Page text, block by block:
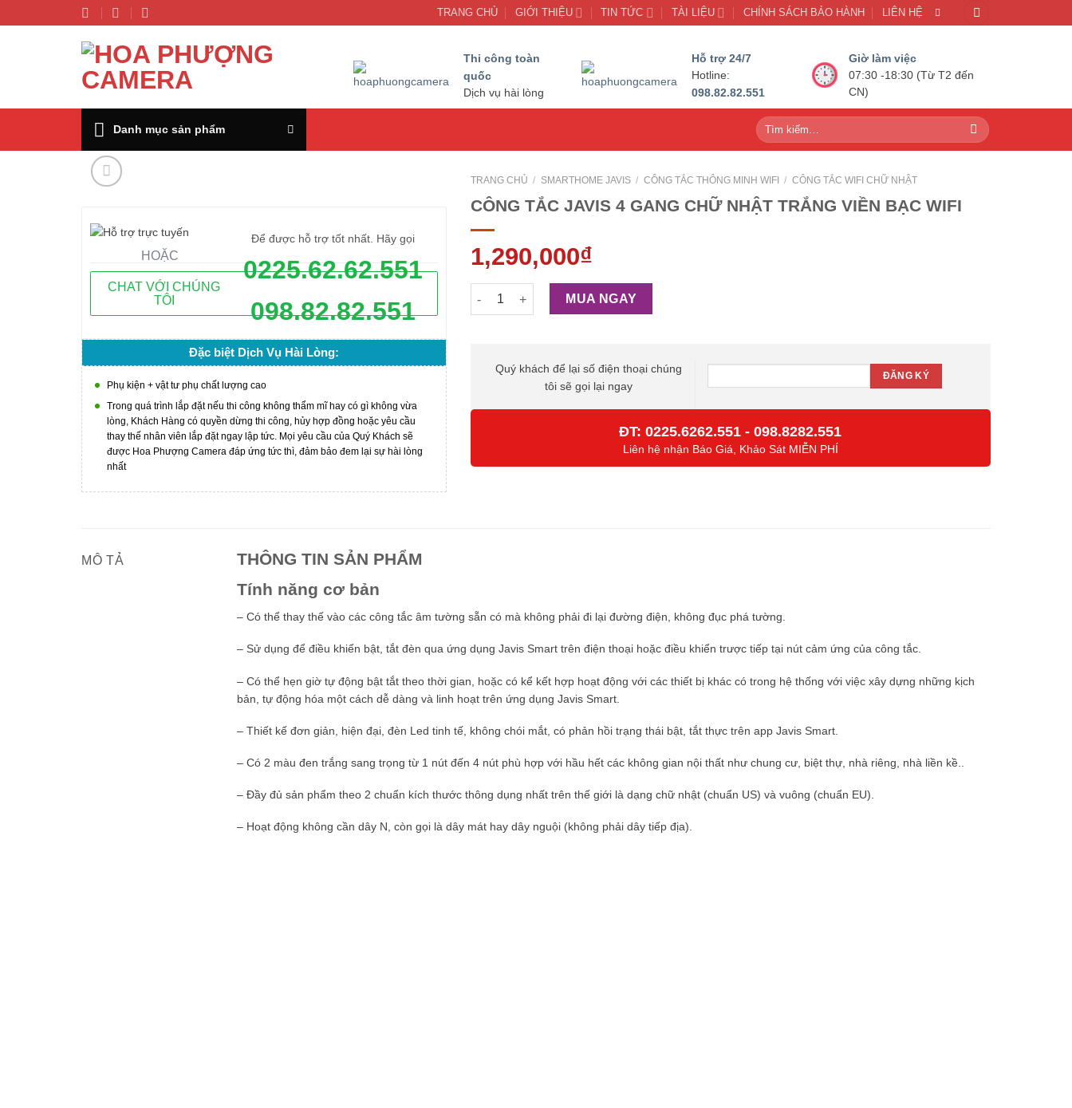
đến
TRANG CHỦ GIỚI THIỆU TIN TỨC TÀI LIỆU CHÍNH SÁCH BẢO HÀNH LIÊN HỆ
Thi công toàn
quốc
Dịch vụ hài lòng
Hỗ trợ 24/7
Hotline:
098.82.82.551
Giờ làm việc
07:30 -18:30 (Từ T2 đến
CN)
Danh mục sản phẩm
Tìm
kiếm:
Để được hỗ trợ tốt nhất. Hãy gọi
0225.62.62.551
098.82.82.551
HOẶC
CHAT VỚI CHÚNG
TÔI
Đặc biệt Dịch Vụ Hài Lòng:
Phụ kiện + vật tư phụ chất lượng cao
Trong quá trình lắp đặt nếu thi công không thẩm mĩ hay có gì không vừa
lòng, Khách Hàng có quyền dừng thi công, hủy hợp đồng hoặc yêu cầu
thay thế nhân viên lắp đặt ngay lập tức. Mọi yêu cầu của Quý Khách sẽ
được Hoa Phượng Camera đáp ứng tức thì, đảm bảo đem lại sự hài lòng
nhất
TRANG CHỦ / SMARTHOME JAVIS / CÔNG TẮC THÔNG MINH WIFI / CÔNG TẮC WIFI CHỮ NHẬT
CÔNG TẮC JAVIS 4 GANG CHỮ NHẬT TRẮNG VIỀN BẠC WIFI
1,290,000₫
CÔNG TẮC JAVIS 4 GANG CHỮ NHẬT TRẮNG VIỀN BẠC WIFI số lượng
MUA NGAY
Quý khách để lại số điện thoại chúng
tôi sẽ gọi lại ngay
ĐT:0225.6262.551 -098.8282.551
Liên hệ nhận Báo Giá, Khảo Sát MIỄN PHÍ
MÔ TẢ
THÔNG TIN SẢN PHẨM
Tính năng cơ bản
– Có thể thay thế vào các công tắc âm tường sẵn có mà không phải đi lại đường điện, không đục phá tường.
– Sử dụng để điều khiển bật, tắt đèn qua ứng dụng Javis Smart trên điện thoại hoặc điều khiển trược tiếp tại nút cảm ứng của công tắc.
– Có thể hẹn giờ tự động bật tắt theo thời gian, hoặc có kể kết hợp hoạt động với các thiết bị khác có trong hệ thống với việc xây dựng những kịch
bản, tự động hóa một cách dễ dàng và linh hoạt trên ứng dụng Javis Smart.
– Thiết kế đơn giản, hiện đại, đèn Led tinh tế, không chói mắt, có phản hồi trạng thái bật, tắt thực trên app Javis Smart.
– Có 2 màu đen trắng sang trọng từ 1 nút đến 4 nút phù hợp với hầu hết các không gian nội thất như chung cư, biệt thự, nhà riêng, nhà liền kề..
– Đầy đủ sản phẩm theo 2 chuẩn kích thước thông dụng nhất trên thế giới là dạng chữ nhật (chuẩn US) và vuông (chuẩn EU).
– Hoạt động không cần dây N, còn gọi là dây mát hay dây nguội (không phải dây tiếp địa).